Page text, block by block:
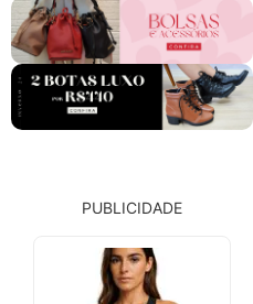
PUBLICIDADE